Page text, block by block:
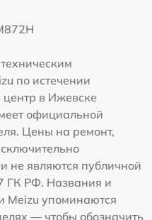
по истечении
в Ижевске
официальной
Цены на ремонт,
не являются публичной
ГК РФ. Названия и
Meizu упоминаются
— чтобы обозначить